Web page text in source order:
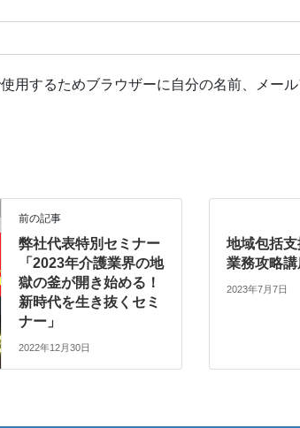
用するためブラウザーに自分の名前、メー
前の記事
弊社代表特別セミナー
「2023年介護業界の地
獄の釜が開き始める！
新時代を生き抜くセミ
ナー」
2022年12月30日
地域包括
業務攻略講
2023年7月7日